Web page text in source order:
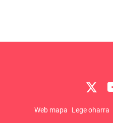
Web mapa Lege oharra